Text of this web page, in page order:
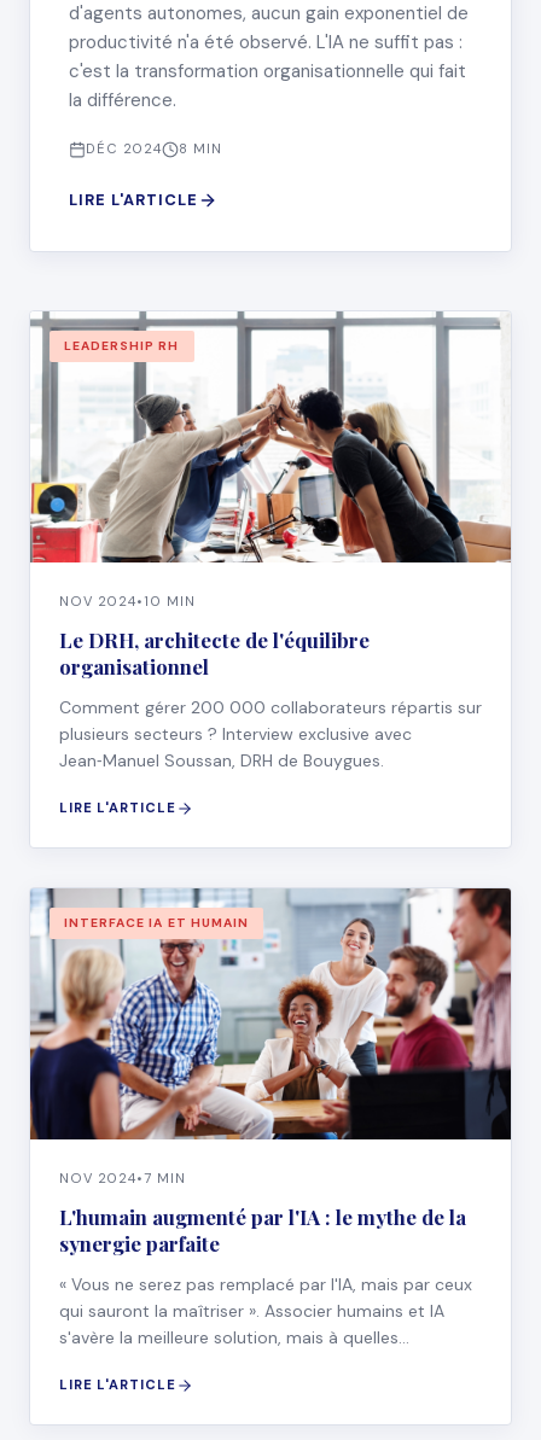
d'agents autonomes, aucun gain exponentiel de
productivité n'a été observé. L'IA ne suffit pas :
c'est la transformation organisationnelle qui fait
la différence.
DÉC 2024 8 MIN
LIRE L'ARTICLE
LEADERSHIP RH
NOV 2024• 10 MIN
Le DRH, architecte de l'équilibre
organisationnel
Comment gérer 200 000 collaborateurs répartis sur
plusieurs secteurs ? Interview exclusive avec
Jean‑Manuel Soussan, DRH de Bouygues.
LIRE L'ARTICLE
INTERFACE IA ET HUMAIN
NOV 2024•7 MIN
L'humain augmenté par l'IA : le mythe de la
synergie parfaite
« Vous ne serez pas remplacé par l'IA, mais par ceux
qui sauront la maîtriser ». Associer humains et IA
s'avère la meilleure solution, mais à quelles
LIRE L'ARTICLE